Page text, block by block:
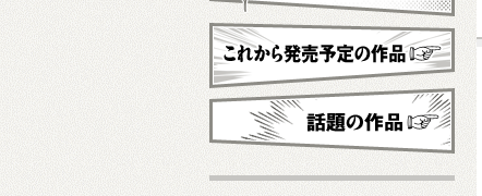
新刊・近刊
これから発売予定